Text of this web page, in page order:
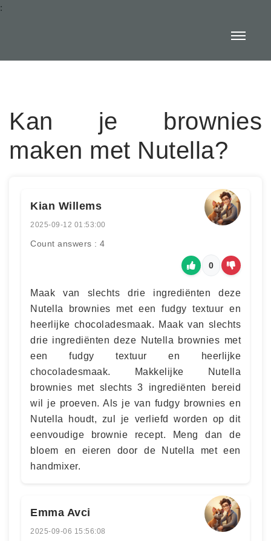
:
Kan je brownies
maken met Nutella?
Kian Willems
2025-09-12 01:53:00
Count answers : 4
0
Maak van slechts drie ingrediënten deze
Nutella brownies met een fudgy textuur en
heerlijke chocoladesmaak. Maak van slechts
drie ingrediënten deze Nutella brownies met
een fudgy textuur en heerlijke
chocoladesmaak. Makkelijke Nutella
brownies met slechts 3 ingrediënten bereid
wil je proeven. Als je van fudgy brownies en
Nutella houdt, zul je verliefd worden op dit
eenvoudige brownie recept. Meng dan de
bloem en eieren door de Nutella met een
handmixer.
Emma Avci
2025-09-06 15:56:08